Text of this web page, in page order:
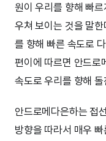
원이 우리를 향해 빠
우쳐 보이는 것을 말
를 향해 빠른 속도로
편이에 따르면 안드로
속도로 우리를 향해
안드로메다은하는 접
방향을 따라서 매우